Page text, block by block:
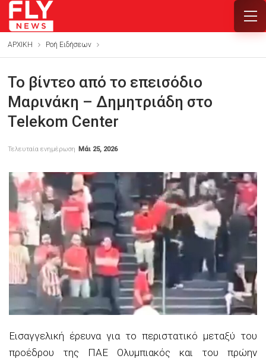
ΑΡΧΙΚΗ Ροή Ειδήσεων
Το βίντεο από το επεισόδιο
Μαρινάκη – Δημητριάδη στο
Telekom Center
Τελευταία ενημέρωση Μάι 25, 2026
Εισαγγελική έρευνα για το περιστατικό μεταξύ του
προέδρου της ΠΑΕ Ολυμπιακός και του πρώην